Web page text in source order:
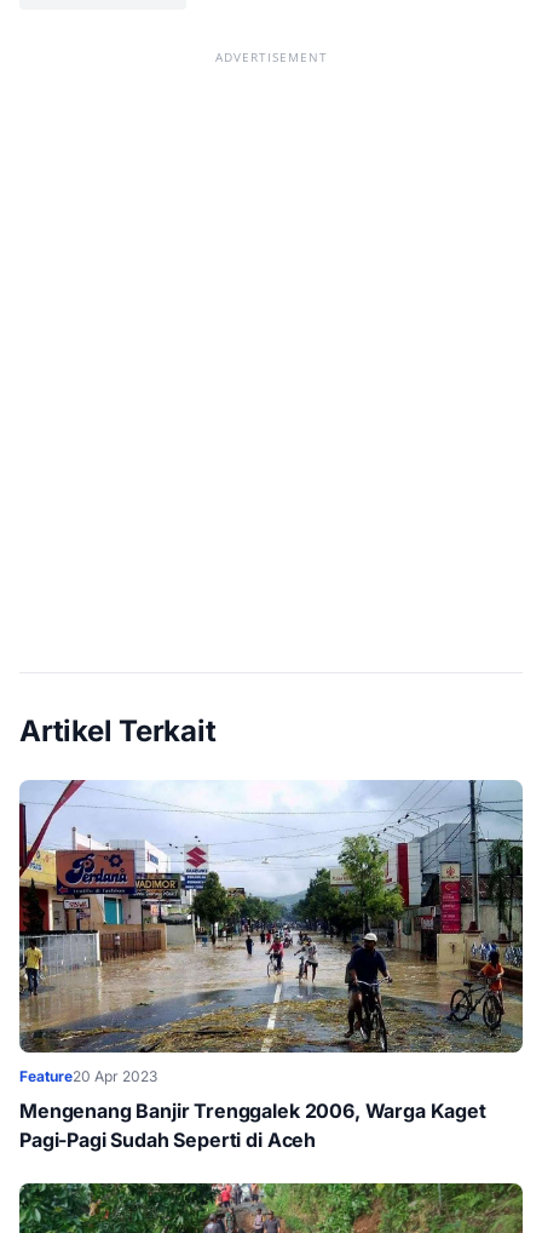
ADVERTISEMENT
Artikel Terkait
Feature20 Apr 2023
Mengenang Banjir Trenggalek 2006, Warga Kaget
Pagi-Pagi Sudah Seperti di Aceh